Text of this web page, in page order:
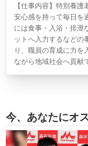
【仕事内容】特別養
安心感を持って毎日を
には食事・入浴・排泄
ットへ入力するなどの
り、職員の育成に力を
ながら地域社会へ貢献
今、あなたにオ